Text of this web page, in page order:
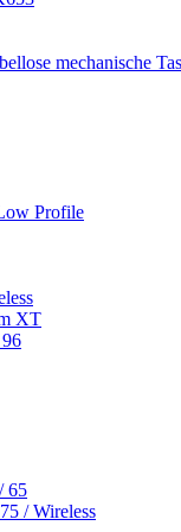
mechanische
Profile
XT
65
/ Wireless